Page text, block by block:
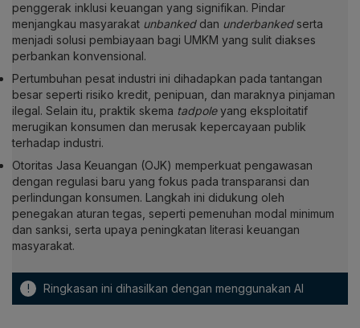
penggerak inklusi keuangan yang signifikan. Pindar
menjangkau masyarakat unbankeddan underbankedserta
menjadi solusi pembiayaan bagi UMKM yang sulit diakses
perbankan konvensional.
Pertumbuhan pesat industri ini dihadapkan pada tantangan
besar seperti risiko kredit, penipuan, dan maraknya pinjaman
ilegal. Selain itu, praktik skema tadpoleyang eksploitatif
merugikan konsumen dan merusak kepercayaan publik
terhadap industri.
Otoritas Jasa Keuangan (OJK) memperkuat pengawasan
dengan regulasi baru yang fokus pada transparansi dan
perlindungan konsumen. Langkah ini didukung oleh
penegakan aturan tegas, seperti pemenuhan modal minimum
dan sanksi, serta upaya peningkatan literasi keuangan
masyarakat.
! Ringkasan ini dihasilkan dengan menggunakan AI